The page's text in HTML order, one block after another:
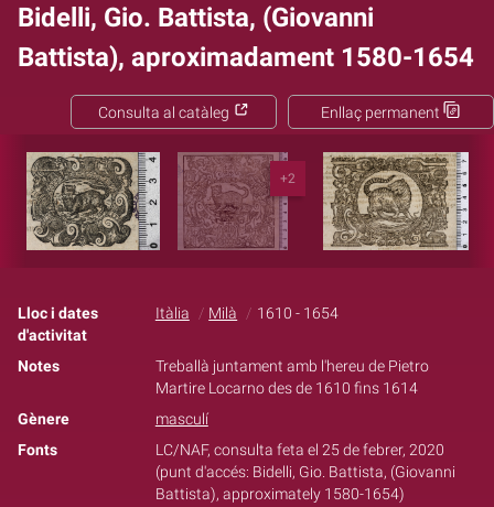
Bidelli, Gio. Battista, (Giovanni
Battista), aproximadament 1580-1654
Enllaç permanent
Consulta al catàleg
+2
Lloc i dates
d'activitat
Itàlia Milà 1610 - 1654
Notes
Treballà juntament amb l'hereu de Pietro
Martire Locarno des de 1610 fins 1614
Gènere
masculí
Fonts
LC/NAF, consulta feta el 25 de febrer, 2020
(punt d'accés: Bidelli, Gio. Battista, (Giovanni
Battista), approximately 1580-1654)